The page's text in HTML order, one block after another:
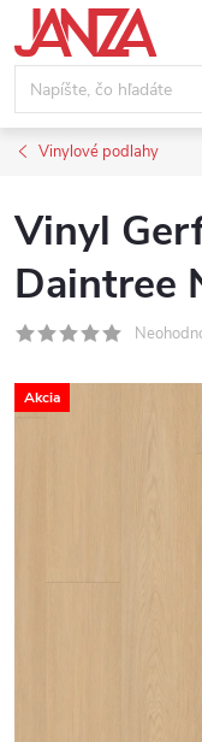
Prejsť na obsah
Vinylové podlahy
Vinyl
Daintree
Akcia